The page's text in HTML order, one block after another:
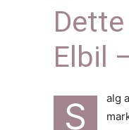
Elbil
S
alg